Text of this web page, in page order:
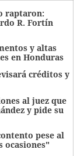
raptaron:
R. Fortín
y altas
en Honduras
créditos y
al juez que
y pide su
pese al
ocasiones"